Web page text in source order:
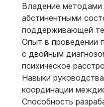
Владение методами
абстинентными
поддерживающей
Опыт в проведении
с двойным
психическое
Навыки
координации
Способность